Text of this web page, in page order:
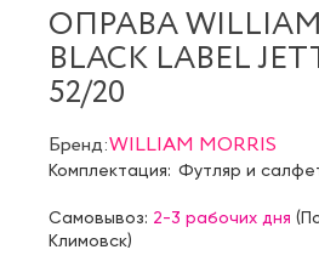
ОПРАВА
BLACK LABEL
52/20
Бренд:WILLIAM MORRIS
Комплектация: Футляр и
Самовывоз: 2-3 рабочих дня (
Климовск)